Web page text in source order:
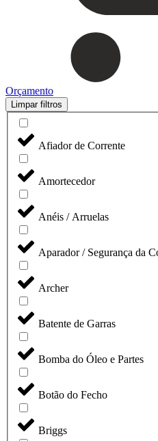
Orçamento
Limpar filtros
Afiador de Corrente
Amortecedor
Anéis / Arruelas
Aparador / Segurança da
Archer
Batente de Garras
Bomba do Óleo e Partes
Botão do Fecho
Briggs